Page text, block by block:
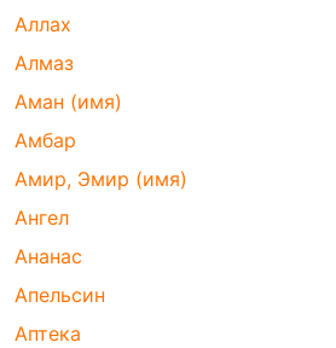
Аллах
Алмаз
Аман (имя)
Амбар
Амир, Эмир (имя)
Ангел
Ананас
Апельсин
Аптека